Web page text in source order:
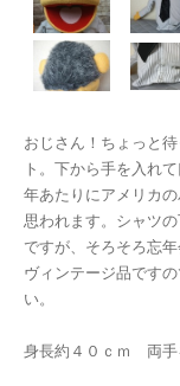
おじさん！ちょっと
ト。下から手を入れ
年あたりにアメリカ
思われます。シャツ
ですが、そろそろ忘
ヴィンテージ品です
い。
身長約４０ｃｍ 両手